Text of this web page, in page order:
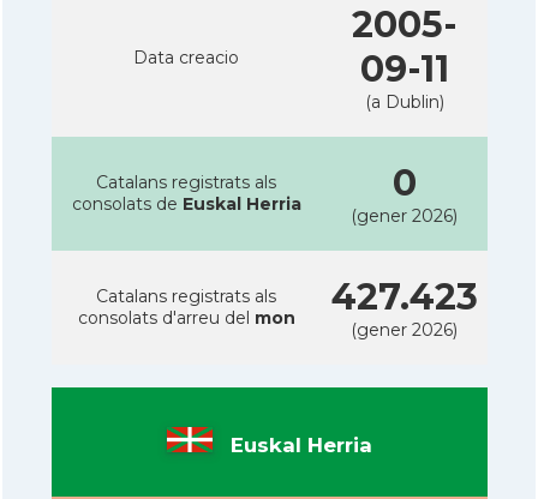
Data creacio
2005-
09-11
(a Dublin)
Catalans registrats als
consolats de Euskal Herria 0
(gener 2026)
Catalans registrats als
consolats d'arreu del mon 427.423
(gener 2026)
Euskal Herria